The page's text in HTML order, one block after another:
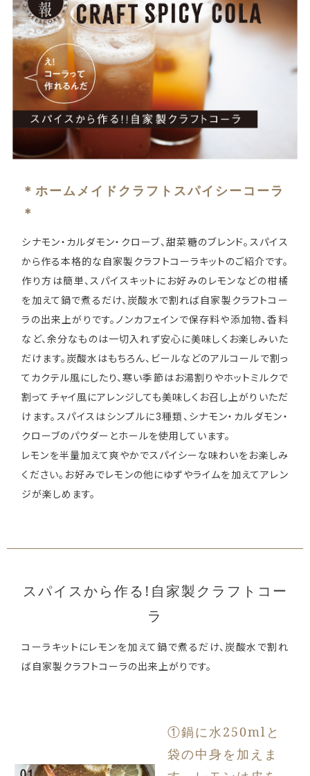
＊ホームメイドクラフトスパイシーコーラ
＊
シナモン・カルダモン・クローブ、甜菜糖のブレンド。スパイス
から作る本格的な自家製クラフトコーラキットのご紹介です。
作り方は簡単、スパイスキットにお好みのレモンなどの柑橘
を加えて鍋で煮るだけ、炭酸水で割れば自家製クラフトコー
ラの出来上がりです。ノンカフェインで保存料や添加物、香料
など、余分なものは一切入れず安心に美味しくお楽しみいた
だけます。炭酸水はもちろん、ビールなどのアルコールで割っ
てカクテル風にしたり、寒い季節はお湯割りやホットミルクで
割ってチャイ風にアレンジしても美味しくお召し上がりいただ
けます。スパイスはシンプルに3種類、シナモン・カルダモン・
クローブのパウダーとホールを使用しています。
レモンを半量加えて爽やかでスパイシーな味わいをお楽しみ
ください。お好みでレモンの他にゆずやライムを加えてアレン
ジが楽しめます。
スパイスから作る!自家製クラフトコー
ラ
コーラキットにレモンを加えて鍋で煮るだけ、炭酸水で割れ
ば自家製クラフトコーラの出来上がりです。
①鍋に水250mlと
袋の中身を加えま